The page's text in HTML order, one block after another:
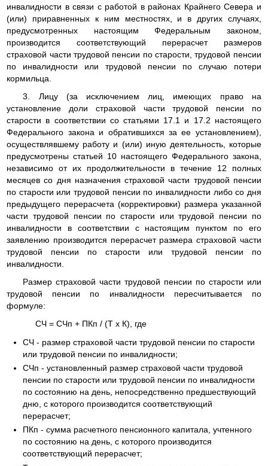
инвалидности в связи с работой в районах Крайнего Севера и
(или) приравненных к ним местностях, и в других случаях,
предусмотренных настоящим Федеральным законом,
производится соответствующий перерасчет размеров
страховой части трудовой пенсии по старости, трудовой пенсии
по инвалидности или трудовой пенсии по случаю потери
кормильца.
3. Лицу (за исключением лиц, имеющих право на
установление доли страховой части трудовой пенсии по
старости в соответствии со статьями 17.1 и 17.2 настоящего
Федерального закона и обратившихся за ее установлением),
осуществлявшему работу и (или) иную деятельность, которые
предусмотрены статьей 10 настоящего Федерального закона,
независимо от их продолжительности в течение 12 полных
месяцев со дня назначения страховой части трудовой пенсии
по старости или трудовой пенсии по инвалидности либо со дня
предыдущего перерасчета (корректировки) размера указанной
части трудовой пенсии по старости или трудовой пенсии по
инвалидности в соответствии с настоящим пунктом по его
заявлению производится перерасчет размера страховой части
трудовой пенсии по старости или трудовой пенсии по
инвалидности.
Размер страховой части трудовой пенсии по старости или
трудовой пенсии по инвалидности пересчитывается по
формуле:
СЧ = СЧп + ПКп / (Т x К), где
СЧ - размер страховой части трудовой пенсии по старости
или трудовой пенсии по инвалидности;
СЧп - установленный размер страховой части трудовой
пенсии по старости или трудовой пенсии по инвалидности
по состоянию на день, непосредственно предшествующий
дню, с которого производится соответствующий
перерасчет;
ПКп - сумма расчетного пенсионного капитала, учтенного
по состоянию на день, с которого производится
соответствующий перерасчет;